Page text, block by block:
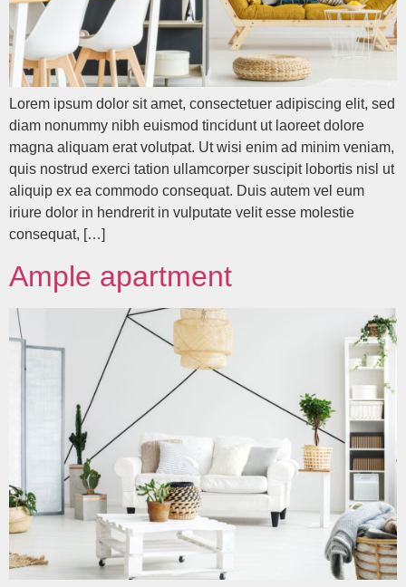
Lorem ipsum dolor sit amet, consectetuer adipiscing elit, sed
diam nonummy nibh euismod tincidunt ut laoreet dolore
magna aliquam erat volutpat. Ut wisi enim ad minim veniam,
quis nostrud exerci tation ullamcorper suscipit lobortis nisl ut
aliquip ex ea commodo consequat. Duis autem vel eum
iriure dolor in hendrerit in vulputate velit esse molestie
consequat, […]
Ample apartment